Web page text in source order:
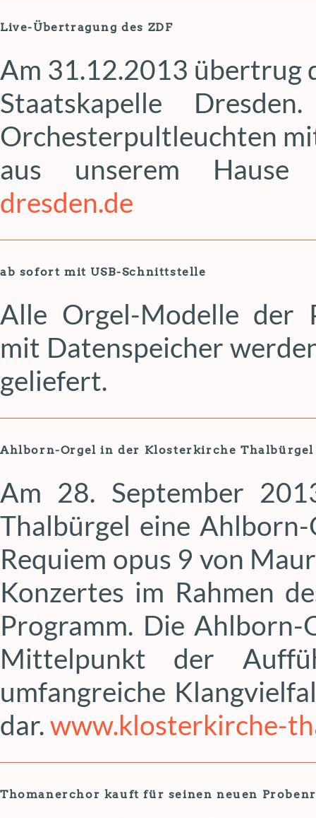
Live-Übertragung des ZDF
Am 31.12.2013 übertrug
Staatskapelle
Orchesterpultleuchten
aus unserem
dresden.de
ab sofort mit USB-Schnittstelle
Alle Orgel-Modelle der
mit Datenspeicher
geliefert.
Ahlborn-Orgel in der Klosterkirche Thalbürgel
Am 28. September
Thalbürgel eine
Requiem opus 9 von
Konzertes im Rahmen
Programm. Die
Mittelpunkt der
umfangreiche
dar.www.klosterkirche-
Thomanerchor kauft für seinen neuen